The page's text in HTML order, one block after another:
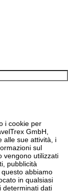
i cookie per
GmbH,
alle sue attività, i
sul
vengono utilizzati
pubblicità
abbiamo
in qualsiasi
determinati dati